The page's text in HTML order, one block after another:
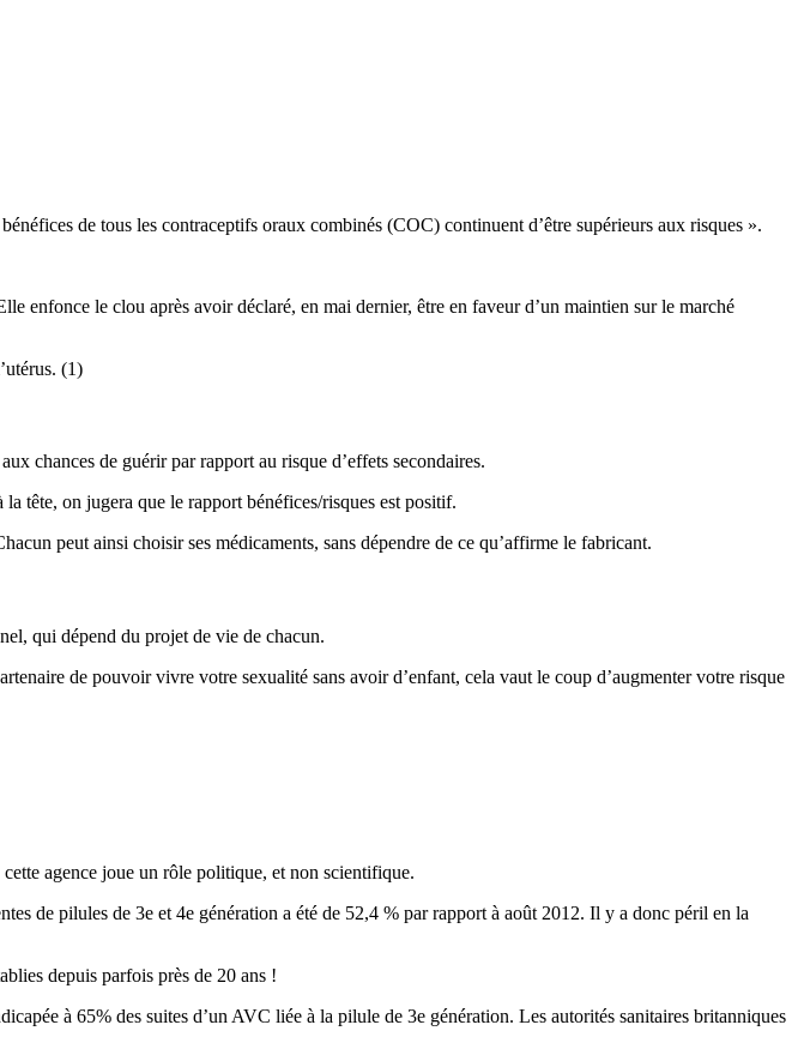
de tous les contraceptifs oraux combinés (COC) continuent d’être supérieurs aux risques ».
enfonce le clou après avoir déclaré, en mai dernier, être en faveur d’un maintien sur le marché
(1)
chances de guérir par rapport au risque d’effets secondaires.
tête, on jugera que le rapport bénéfices/risques est positif.
peut ainsi choisir ses médicaments, sans dépendre de ce qu’affirme le fabricant.
qui dépend du projet de vie de chacun.
de pouvoir vivre votre sexualité sans avoir d’enfant, cela vaut le coup d’augmenter votre risque
agence joue un rôle politique, et non scientifique.
de pilules de 3e et 4e génération a été de 52,4 % par rapport à août 2012. Il y a donc péril en la
depuis parfois près de 20 ans !
à 65% des suites d’un AVC liée à la pilule de 3e génération. Les autorités sanitaires britanniques